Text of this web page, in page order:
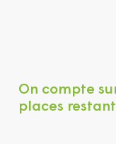
On compte
places